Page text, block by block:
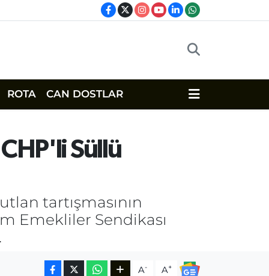
ROTA CAN DOSTLAR
Süllü
tartışmasının
Emekliler Sendikası
A- A+